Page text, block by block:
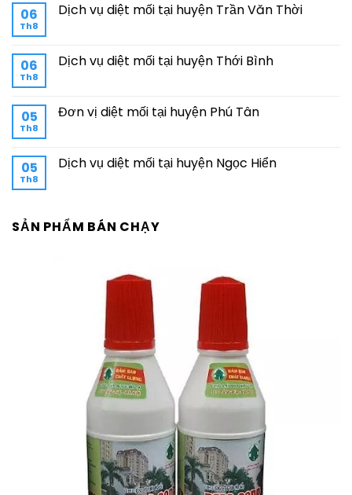
06
Th8
Dịch vụ diệt mối tại huyện Trần Văn Thời
06
Th8
Dịch vụ diệt mối tại huyện Thới Bình
05
Th8
Đơn vị diệt mối tại huyện Phú Tân
05
Th8
Dịch vụ diệt mối tại huyện Ngọc Hiển
SẢN PHẨM BÁN CHẠY